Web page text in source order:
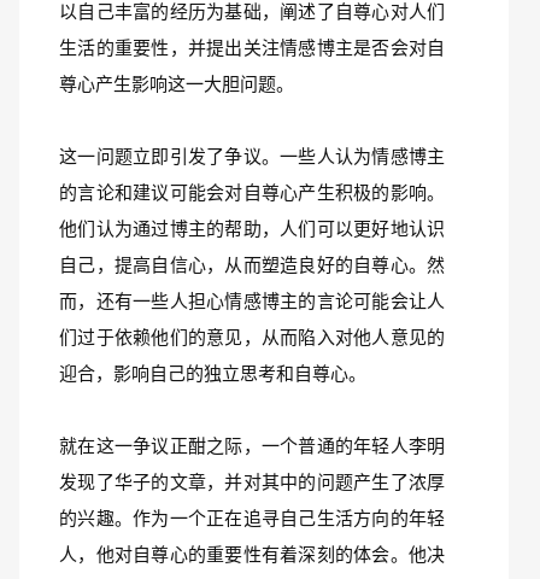
以自己丰富的经历为基础，阐述了自尊心对人们
生活的重要性，并提出关注情感博主是否会对自
尊心产生影响这一大胆问题。
这一问题立即引发了争议。一些人认为情感博主
的言论和建议可能会对自尊心产生积极的影响。
他们认为通过博主的帮助，人们可以更好地认识
自己，提高自信心，从而塑造良好的自尊心。然
而，还有一些人担心情感博主的言论可能会让人
们过于依赖他们的意见，从而陷入对他人意见的
迎合，影响自己的独立思考和自尊心。
就在这一争议正酣之际，一个普通的年轻人李明
发现了华子的文章，并对其中的问题产生了浓厚
的兴趣。作为一个正在追寻自己生活方向的年轻
人，他对自尊心的重要性有着深刻的体会。他决